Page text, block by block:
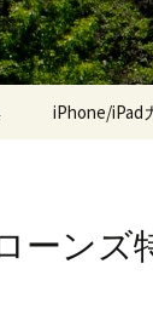
iPhone/iPad
ーンズ